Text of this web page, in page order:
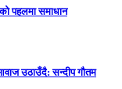
पहलमा समाधान
उठाउँदै: सन्दीप गौतम